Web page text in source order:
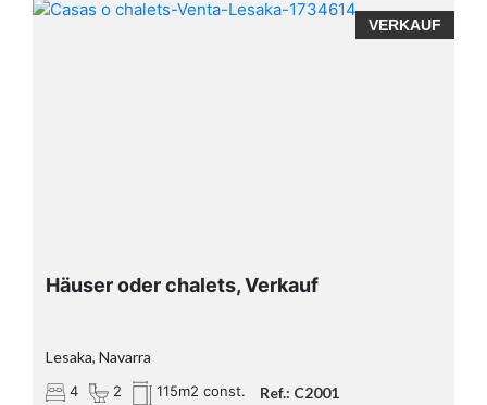
Ref.: C2001
Wohnungen, Verkauf, Artia
3 2 108m2 const.